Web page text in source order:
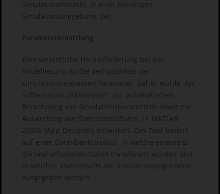
Simulationsmodells in einer beliebigen
Simulationsumgebung dar.
Parameterermittlung
Eine wesentliche Herausforderung bei der
Modellierung ist die Verfügbarkeit der
simulationsrelevanten Parameter. Daher wurde das
Softwaretool „ddAnalyzer“, zur automatischen
Berechnung von Simulationsparametern sowie zur
Auswertung von Simulationsläufen, in MATLAB
2020b (App Designer) entwickelt. Das Tool basiert
auf einer Datenbankstruktur, in welche einerseits
die real erhobenen Daten transferiert wurden und
in welcher andererseits die Simulationsergebnisse
ausgegeben werden.